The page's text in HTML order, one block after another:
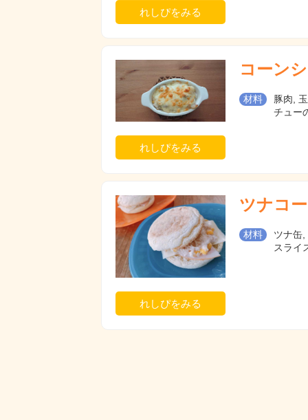
れしぴをみる
れしぴをみる
コーン
材料
豚肉,
チュー
れしぴをみる
ツナコ
材料
ツナ缶
スライ